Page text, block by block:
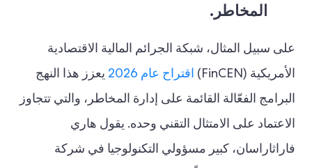
المخاطر.
على سبيل المثال، شبكة الجرائم المالية الاقتصادية
الأمريكية (FinCEN)
اقتراح عام 2026
يعزز هذا النهج
البرامج الفعّالة القائمة على إدارة المخاطر، والتي تتجاوز
الاعتماد على الامتثال التقني وحده. يقول هاري
فاراثاراسان، كبير مسؤولي التكنولوجيا في شركة